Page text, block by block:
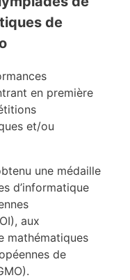
de
en première
et/ou
une médaille
d’informatique
aux
mathématiques
de